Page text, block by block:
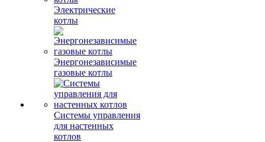
Электрические
котлы
Энергонезависимые
газовые котлы
Системы управления
для настенных
котлов